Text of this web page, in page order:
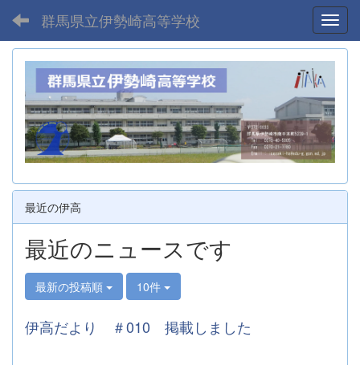
群馬県立伊勢崎高等学校
最近の伊高
最近のニュースです
最新の投稿順 10件
伊高だより ＃010 掲載しました